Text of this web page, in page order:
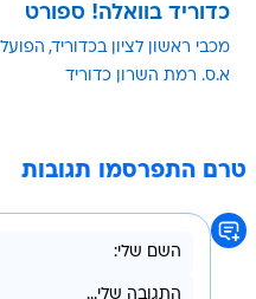
כדוריד בוואלה! ספורט
מכבי ראשון לציון בכדוריד הפועל
א.ס. רמת השרון כדוריד
טרם התפרסמו תגובות